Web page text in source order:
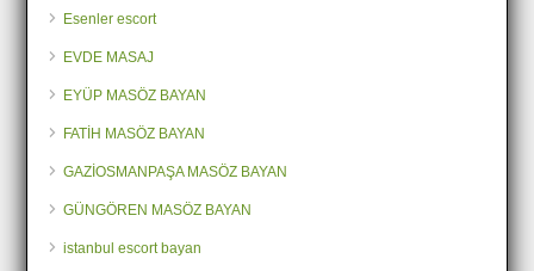
Esenler escort
EVDE MASAJ
EYÜP MASÖZ BAYAN
FATİH MASÖZ BAYAN
GAZİOSMANPAŞA MASÖZ BAYAN
GÜNGÖREN MASÖZ BAYAN
istanbul escort bayan